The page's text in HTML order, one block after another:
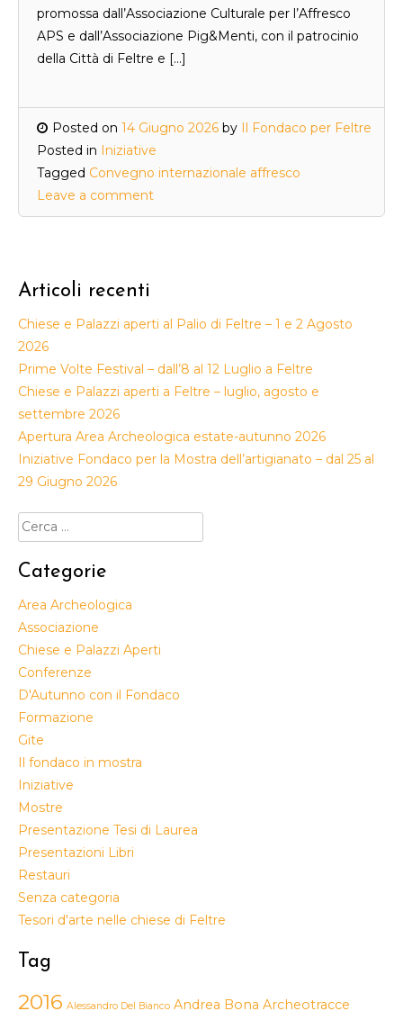
promossa dall’Associazione Culturale per l’Affresco
APS e dall’Associazione Pig&Menti, con il patrocinio
della Città di Feltre e […]
Posted on 14 Giugno 2026 by Il Fondaco per Feltre
Posted in Iniziative
Tagged Convegno internazionale affresco
Leave a comment
Articoli recenti
Chiese e Palazzi aperti al Palio di Feltre – 1 e 2 Agosto
2026
Prime Volte Festival – dall’8 al 12 Luglio a Feltre
Chiese e Palazzi aperti a Feltre – luglio, agosto e
settembre 2026
Apertura Area Archeologica estate-autunno 2026
Iniziative Fondaco per la Mostra dell’artigianato – dal 25 al
29 Giugno 2026
Ricerca
per:
Categorie
Area Archeologica
Associazione
Chiese e Palazzi Aperti
Conferenze
D'Autunno con il Fondaco
Formazione
Gite
Il fondaco in mostra
Iniziative
Mostre
Presentazione Tesi di Laurea
Presentazioni Libri
Restauri
Senza categoria
Tesori d'arte nelle chiese di Feltre
Tag
2016 Alessandro Del Bianco Andrea Bona Archeotracce